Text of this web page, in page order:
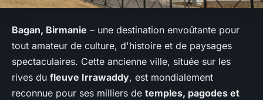
Bagan, Birmanie – une destination envoûtante pour
tout amateur de culture, d'histoire et de paysages
spectaculaires. Cette ancienne ville, située sur les
rives du fleuve Irrawaddy, est mondialement
reconnue pour ses milliers de temples, pagodes et